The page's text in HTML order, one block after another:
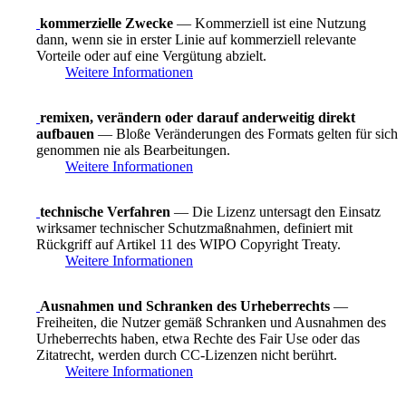
kommerzielle Zwecke — Kommerziell ist eine Nutzung
dann, wenn sie in erster Linie auf kommerziell relevante
Vorteile oder auf eine Vergütung abzielt.
Weitere Informationen
remixen, verändern oder darauf anderweitig direkt
aufbauen — Bloße Veränderungen des Formats gelten für sich
genommen nie als Bearbeitungen.
Weitere Informationen
technische Verfahren — Die Lizenz untersagt den Einsatz
wirksamer technischer Schutzmaßnahmen, definiert mit
Rückgriff auf Artikel 11 des WIPO Copyright Treaty.
Weitere Informationen
Ausnahmen und Schranken des Urheberrechts —
Freiheiten, die Nutzer gemäß Schranken und Ausnahmen des
Urheberrechts haben, etwa Rechte des Fair Use oder das
Zitatrecht, werden durch CC-Lizenzen nicht berührt.
Weitere Informationen